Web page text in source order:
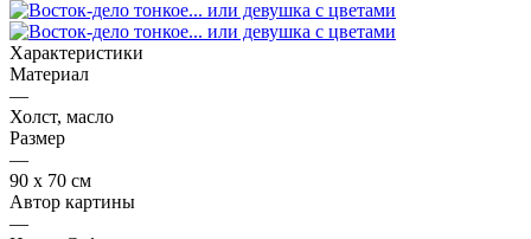
Характеристики
Материал
—
Холст, масло
Размер
—
90 х 70 см
Автор картины
—